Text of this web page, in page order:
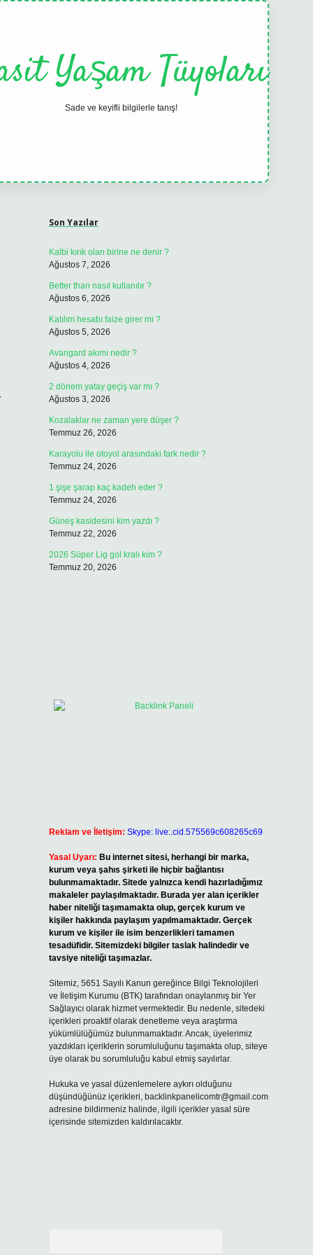
Yaşam Tüyoları
Sade ve keyifli bilgilerle tanış!
Son Yazılar
Kalbi kırık olan birine ne denir ?
Ağustos 7, 2026
Better than nasıl kullanılır ?
Ağustos 6, 2026
Katılım hesabı faize girer mi ?
Ağustos 5, 2026
Avangard akımı nedir ?
Ağustos 4, 2026
2 dönem yatay geçiş var mı ?
Ağustos 3, 2026
Kozalaklar ne zaman yere düşer ?
Temmuz 26, 2026
Karayolu ile otoyol arasındaki fark nedir ?
Temmuz 24, 2026
1 şişe şarap kaç kadeh eder ?
Temmuz 24, 2026
Güneş kasidesini kim yazdı ?
Temmuz 22, 2026
2026 Süper Lig gol kralı kim ?
Temmuz 20, 2026
Reklam ve İletişim: Skype: live:.cid.575569c608265c69
Yasal Uyarı: Bu internet sitesi, herhangi bir marka,
kurum veya şahıs şirketi ile hiçbir bağlantısı
bulunmamaktadır. Sitede yalnızca kendi hazırladığımız
makaleler paylaşılmaktadır. Burada yer alan içerikler
haber niteliği taşımamakta olup, gerçek kurum ve
kişiler hakkında paylaşım yapılmamaktadır. Gerçek
kurum ve kişiler ile isim benzerlikleri tamamen
tesadüfidir. Sitemizdeki bilgiler taslak halindedir ve
tavsiye niteliği taşımazlar.
Sitemiz, 5651 Sayılı Kanun gereğince Bilgi Teknolojileri
ve İletişim Kurumu (BTK) tarafından onaylanmış bir Yer
Sağlayıcı olarak hizmet vermektedir. Bu nedenle, sitedeki
içerikleri proaktif olarak denetleme veya araştırma
yükümlülüğümüz bulunmamaktadır. Ancak, üyelerimiz
yazdıkları içeriklerin sorumluluğunu taşımakta olup, siteye
üye olarak bu sorumluluğu kabul etmiş sayılırlar.
Hukuka ve yasal düzenlemelere aykırı olduğunu
düşündüğünüz içerikleri, backlinkpanelicomtr@gmail.com
adresine bildirmeniz halinde, ilgili içerikler yasal süre
içerisinde sitemizden kaldırılacaktır.